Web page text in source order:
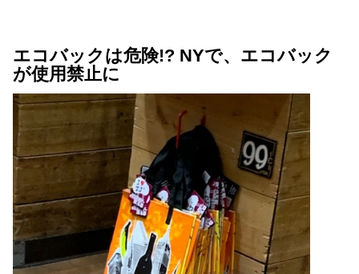
エコバックは危険!? NYで、エコバック
が使用禁止に